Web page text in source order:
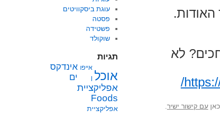
לא
עם קישור ישיר
עוגת ביסקוויטים
פסטה
פשטידה
שוקולד
תגיות
אוכל
אייפו
ן
אינדקס
ים
אפליקציית
Foods
אפליקציית